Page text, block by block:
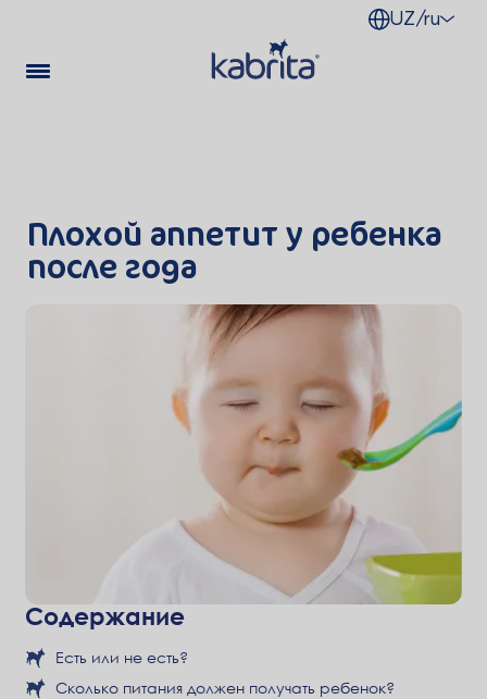
UZ/ru
Плохой аппетит у ребенка
после года
Содержание
Есть или не есть?
Сколько питания должен получать ребенок?